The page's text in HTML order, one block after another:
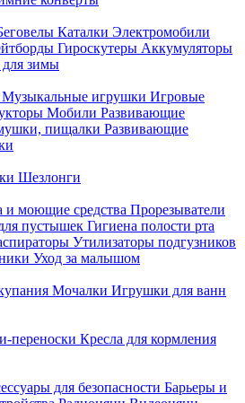
Каталки Электромобили
Гироскутеры Аккумуляторы
для зимы
Музыкальные игрушки Игровые
Мобили Развивающие
пищалки Развивающие
Шезлонги
и моющие средства Прорезыватели
пустышек Гигиена полости рта
Утилизаторы подгузников
Уход за малышом
Мочалки Игрушки для ванн
переноски Кресла для кормления
для безопасности Барьеры и